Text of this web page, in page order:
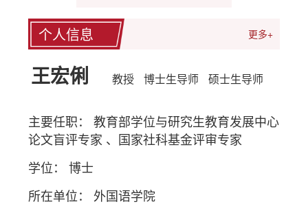
个人信息 更多+
王宏俐 教授 博士生导师 硕士生导师
主要任职： 教育部学位与研究生教育发展中心
论文盲评专家 、国家社科基金评审专家
学位： 博士
所在单位： 外国语学院